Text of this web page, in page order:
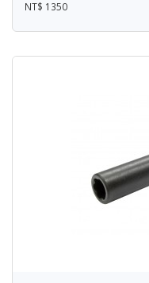
NT$ 1350